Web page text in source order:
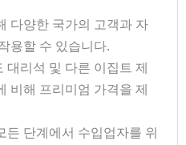
다양한 국가의 고객과 자
용할 수 있습니다.
대리석 및 다른 이집트 제
비해 프리미엄 가격을 제
든 단계에서 수입업자를 위